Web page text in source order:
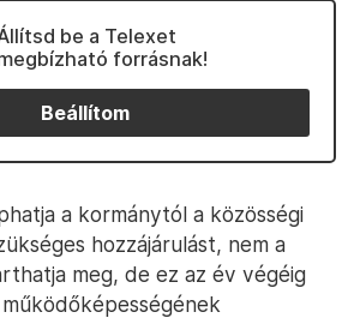
be a Telexet
forrásnak!
Beállítom
a kormánytól a közösségi
hozzájárulást, nem a
meg, de ez az év végéig